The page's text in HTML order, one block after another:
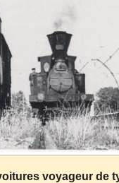
voyageur de